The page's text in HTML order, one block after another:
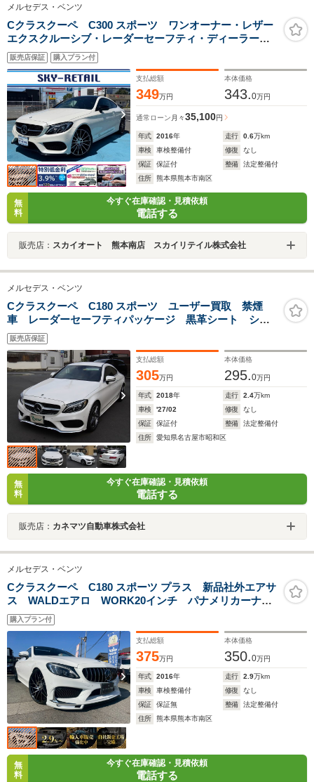
メルセデス・ベンツ
Cクラスクーペ C300 スポーツ ワンオーナー・レザー
エクスクルーシブ・レーダーセーフティ・ディーラー記
録簿・スペアキー・ターボ・245PS
販売店保証 購入プラン付
支払総額
349万円
本体価格
343.0万円
通常ローン 月々35,100円
年式 2016年 走行 0.6万km
車検
車検整備付 修復
なし
保証
保証付 整備
法定整備付
住所
熊本県熊本市南区
無
料
今すぐ在庫確認・見積依頼
電話する
販売店： スカイオート 熊本南店 スカイリテイル株式会社
メルセデス・ベンツ
Cクラスクーペ C180 スポーツ ユーザー買取 禁煙
車 レーダーセーフティパッケージ 黒革シート シー
トヒーター キーレスゴー LEDヘッドライト AMGス
タイリング 純正HDDナビ バックカメラ ブラインド
スポット
販売店保証
支払総額
305万円
本体価格
295.0万円
年式 2018年 走行 2.4万km
車検
'27/02 修復
なし
保証
保証付 整備
法定整備付
住所
愛知県名古屋市昭和区
無
料
今すぐ在庫確認・見積依頼
電話する
販売店： カネマツ自動車株式会社
メルセデス・ベンツ
Cクラスクーペ C180 スポーツ プラス 新品社外エアサ
ス WALDエアロ WORK20インチ パナメリカーナグ
リル
購入プラン付
支払総額
375万円
本体価格
350.0万円
年式 2016年 走行 2.9万km
車検
車検整備付 修復
なし
保証
保証無 整備
法定整備付
住所
熊本県熊本市南区
無
料
今すぐ在庫確認・見積依頼
電話する